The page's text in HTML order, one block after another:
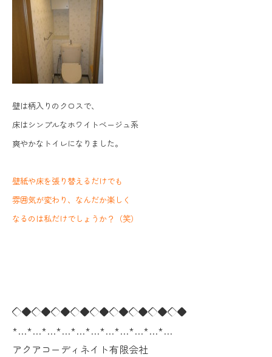
壁は柄入りのクロスで、
床はシンプルなホワイトベージュ系
爽やかなトイレになりました。
壁紙や床を張り替えるだけでも
雰囲気が変わり、なんだか楽しく
なるのは私だけでしょうか？（笑）
◇◆◇◆◇◆◇◆◇◆◇◆◇◆◇◆◇◆
*…*…*…*…*…*…*…*…*…*…*…
アクアコーディネイト有限会社